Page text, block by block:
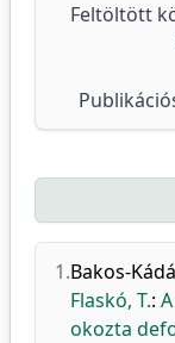
Feltöltött
1.Bakos-
Flaskó, T.:
okozta